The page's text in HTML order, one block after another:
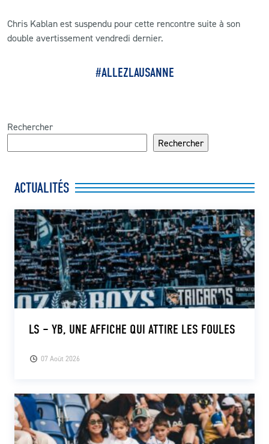
Chris Kablan est suspendu pour cette rencontre suite à son
double avertissement vendredi dernier.
#ALLEZLAUSANNE
Rechercher
Rechercher
ACTUALITÉS
07 Août 2026
LS – YB, UNE AFFICHE QUI ATTIRE LES FOULES